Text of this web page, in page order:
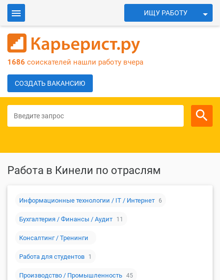
ИЩУ РАБОТУ
Войти
Для работодателей
1686 соискателей нашли работу вчера
СОЗДАТЬ ВАКАНСИЮ
Работа в Кинели по отраслям
Информационные технологии / IT / Интернет 6
Бухгалтерия / Финансы / Аудит 11
Консалтинг / Тренинги
Работа для студентов 1
Производство / Промышленность 45